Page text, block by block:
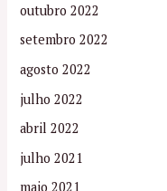
outubro 2022
setembro 2022
agosto 2022
julho 2022
abril 2022
julho 2021
maio 2021